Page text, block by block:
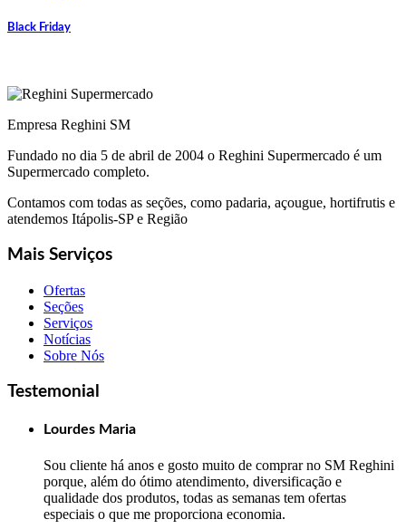
Black Friday
Empresa Reghini SM
Fundado no dia 5 de abril de 2004 o Reghini Supermercado é um
Supermercado completo.
Contamos com todas as seções, como padaria, açougue, hortifrutis e
atendemos Itápolis-SP e Região
Mais Serviços
Ofertas
Seções
Serviços
Notícias
Sobre Nós
Testemonial
Lourdes Maria
Sou cliente há anos e gosto muito de comprar no SM Reghini
porque, além do ótimo atendimento, diversificação e
qualidade dos produtos, todas as semanas tem ofertas
especiais o que me proporciona economia.